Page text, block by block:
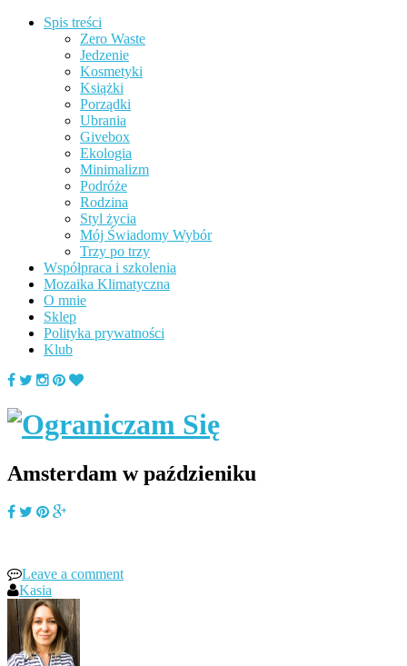
Spis treści
Zero Waste
Jedzenie
Kosmetyki
Książki
Porządki
Ubrania
Givebox
Ekologia
Minimalizm
Podróże
Rodzina
Styl życia
Mój Świadomy Wybór
Trzy po trzy
Współpraca i szkolenia
Mozaika Klimatyczna
O mnie
Sklep
Polityka prywatności
Klub
Amsterdam w paździeniku
Leave a comment
Kasia